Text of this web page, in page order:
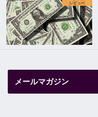
レビュー
メールマガジン